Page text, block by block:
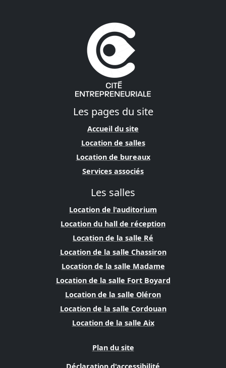
Les pages du site
Accueil du site
Location de salles
Location de bureaux
Services associés
Les salles
Location de l'auditorium
Location du hall de réception
Location de la salle Ré
Location de la salle Chassiron
Location de la salle Madame
Location de la salle Fort Boyard
Location de la salle Oléron
Location de la salle Cordouan
Location de la salle Aix
Plan du site